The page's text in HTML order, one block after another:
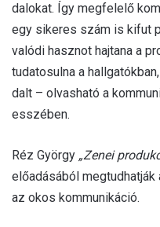
dalokat. Így megfelelő
egy sikeres szám is kifut
valódi hasznot hajtana a
tudatosulna a
dalt – olvasható a
esszében.
Réz György „Zenei
előadásából
az okos kommunikáció.